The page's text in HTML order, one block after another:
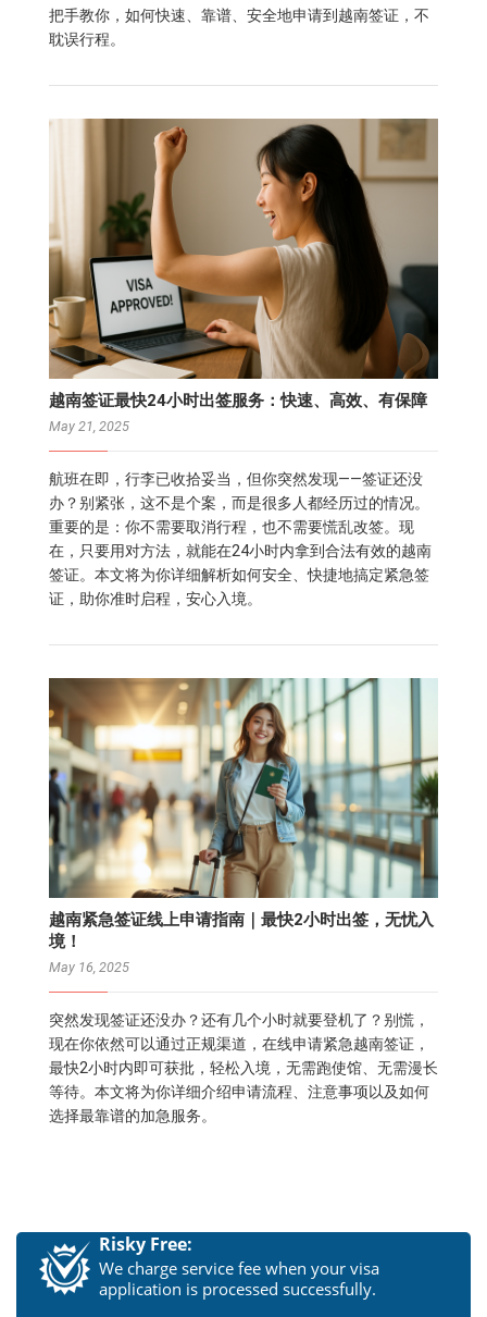
把手教你，如何快速、靠谱、安全地申请到越南签证，不
耽误行程。
越南签证最快24小时出签服务：快速、高效、有保障
May 21, 2025
航班在即，行李已收拾妥当，但你突然发现——签证还没
办？别紧张，这不是个案，而是很多人都经历过的情况。
重要的是：你不需要取消行程，也不需要慌乱改签。现
在，只要用对方法，就能在24小时内拿到合法有效的越南
签证。本文将为你详细解析如何安全、快捷地搞定紧急签
证，助你准时启程，安心入境。
越南紧急签证线上申请指南｜最快2小时出签，无忧入
境！
May 16, 2025
突然发现签证还没办？还有几个小时就要登机了？别慌，
现在你依然可以通过正规渠道，在线申请紧急越南签证，
最快2小时内即可获批，轻松入境，无需跑使馆、无需漫长
等待。本文将为你详细介绍申请流程、注意事项以及如何
选择最靠谱的加急服务。
Risky Free:
We charge service fee when your visa
application is processed successfully.